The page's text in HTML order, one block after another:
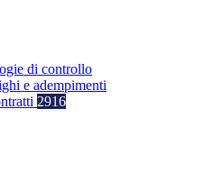
di controllo
e adempimenti
2916